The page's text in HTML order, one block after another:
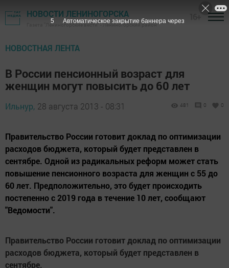
НОВОСТИ ЛЕНИНОГОРСКА
Газета "Лениногорские вести" - Лениногорский район
НОВОСТНАЯ ЛЕНТА
В России пенсионный возраст для
женщин могут повысить до 60 лет
Ильнур, 28 августа 2013 - 08:31 481 0 0
Правительство России готовит доклад по оптимизации
расходов бюджета, который будет представлен в
сентябре. Одной из радикальных реформ может стать
повышение пенсионного возраста для женщин с 55 до
60 лет. Предположительно, это будет происходить
постепенно с 2019 года в течение 10 лет, сообщают
"Ведомости".
Правительство России готовит доклад по оптимизации
расходов бюджета, который будет представлен в
сентябре.
4 Автоматическое закрытие баннера через